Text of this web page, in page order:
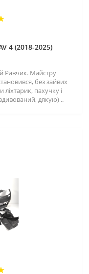
4 (2018-2025)
Равчик. Майстру
без зайвих
пахучку і
дякую) ..